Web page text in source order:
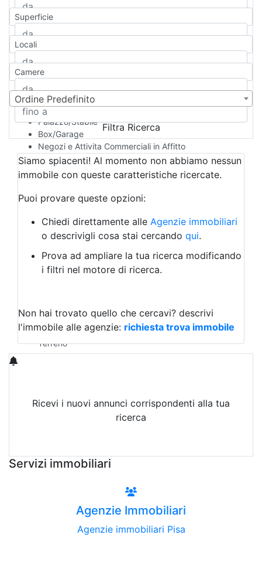
Casa indipendente
Casa Semi-indipendente
Attico/Mansarda
Rustico/Casale
Camera d'Albergo
Multiproprietà
Palazzo/Stabile
Box/Garage
Negozi e Attivita Commerciali in Affitto
Qualsiasi
Attività/Licenza Commerciale
Azienda Agricola
Bar/Ristorante
Albergo
Laboratorio Artigianale
Negozio/locale commerciale
Agriturismo
Magazzini
Qualsiasi
Terreno edificabile
Terreno
Superficie
Locali
Camere
Ordine Predefinito
Filtra Ricerca
Siamo spiacenti! Al momento non abbiamo nessun
immobile con queste caratteristiche ricercate.
Puoi provare queste opzioni:
Chiedi direttamente alle Agenzie immobiliari
o descrivigli cosa stai cercando qui.
Prova ad ampliare la tua ricerca modificando
i filtri nel motore di ricerca.
Non hai trovato quello che cercavi? descrivi
l'immobile alle agenzie: richiesta trova immobile
Ricevi i nuovi annunci corrispondenti alla tua
ricerca
Servizi immobiliari
Agenzie Immobiliari
Agenzie immobiliari Pisa